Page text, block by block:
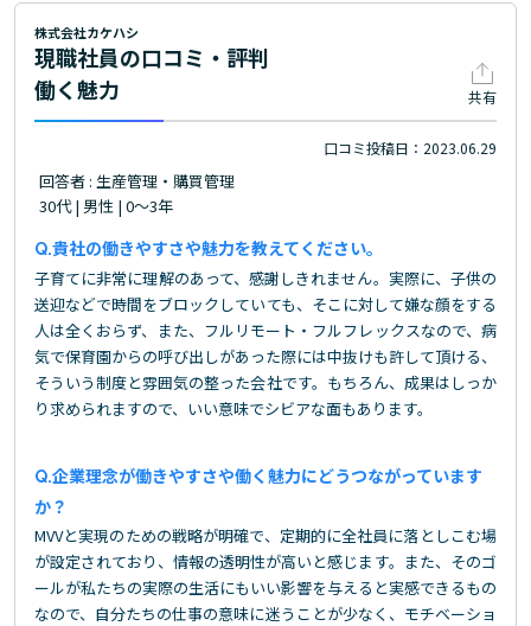
株式会社カケハシ
現職社員の口コミ・評判
働く魅力
共有
口コミ投稿日：2023.06.29
回答者 : 生産管理・購買管理
30代 | 男性 | 0～3年
貴社の働きやすさや魅力を教えてください。
子育てに非常に理解のあって、感謝しきれません。実際に、子供の
送迎などで時間をブロックしていても、そこに対して嫌な顔をする
人は全くおらず、また、フルリモート・フルフレックスなので、病
気で保育園からの呼び出しがあった際には中抜けも許して頂ける、
そういう制度と雰囲気の整った会社です。もちろん、成果はしっか
り求められますので、いい意味でシビアな面もあります。
企業理念が働きやすさや働く魅力にどうつながっています
か？
MVVと実現のための戦略が明確で、定期的に全社員に落としこむ場
が設定されており、情報の透明性が高いと感じます。また、そのゴ
ールが私たちの実際の生活にもいい影響を与えると実感できるもの
なので、自分たちの仕事の意味に迷うことが少なく、モチベーショ